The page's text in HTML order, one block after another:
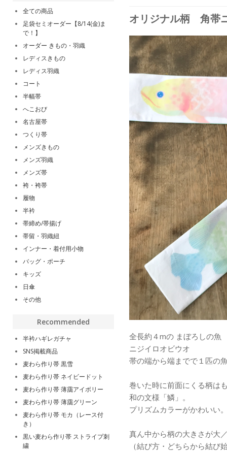
オリジナル柄 角帯
全長約４mの まぼろしの魚
ニジイロオビウオ
帯の端から端までで１匹の
巻いた時に前面にくる柄は
和の文様「鱗」。
プリズムカラーがかわいい
真ん中から柄の大きさが大
（結び方・どちらから結び
全ての商品
足袋セミオーダー【8/14(金)ま
で！】
オーダー きもの・羽織
レディスきもの
レディス羽織
コート
半幅帯
へこおび
名古屋帯
つくり帯
メンズきもの
メンズ羽織
メンズ帯
袴・袴帯
履物
半衿
帯締め/帯揚げ
帯留・羽織紐
インナー・着付用小物
バッグ・ポーチ
キッズ
日傘
その他
Recommended
半衿ハギレガチャ
SNS掲載商品
麦わら作り帯 黒雪
麦わら作り帯 ネイビードット
麦わら作り帯 薄靄アイボリー
麦わら作り帯 薄靄グリーン
麦わら作り帯 モカ（レース付
き）
黒い麦わら作り帯 ストライプ刺
繍